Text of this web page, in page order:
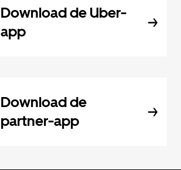
Download de Uber-
app
Download de
partner-app